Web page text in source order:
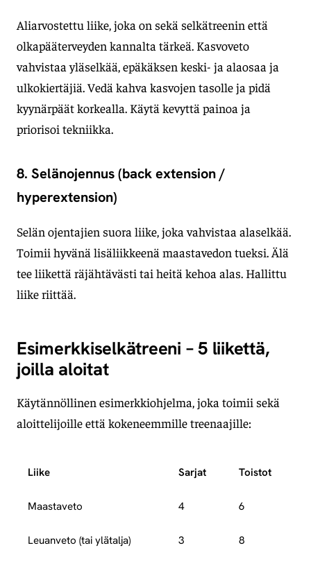
Aliarvostettu liike, joka on sekä selkätreenin että
olkapääterveyden kannalta tärkeä. Kasvoveto
vahvistaa yläselkää, epäkäksen keski- ja alaosaa ja
ulkokiertäjiä. Vedä kahva kasvojen tasolle ja pidä
kyynärpäät korkealla. Käytä kevyttä painoa ja
priorisoi tekniikka.
8. Selänojennus (back extension /
hyperextension)
Selän ojentajien suora liike, joka vahvistaa alaselkää.
Toimii hyvänä lisäliikkeenä maastavedon tueksi. Älä
tee liikettä räjähtävästi tai heitä kehoa alas. Hallittu
liike riittää.
Esimerkkiselkätreeni – 5 liikettä,
joilla aloitat
Käytännöllinen esimerkkiohjelma, joka toimii sekä
aloittelijoille että kokeneemmille treenaajille:
Liike Sarjat Toistot
Maastaveto 4 6
Leuanveto (tai ylätalja) 3 8